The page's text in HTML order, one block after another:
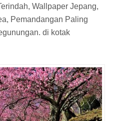
Wallpaper Jepang,
Pemandangan Paling
di kotak